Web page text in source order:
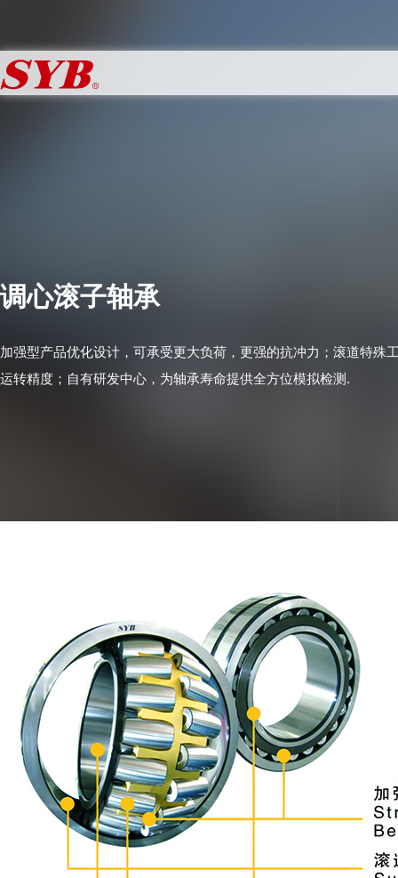
调心滚子轴承
加强型产品优化设计，可承受更大负荷，更强的抗冲力；滚道特殊
运转精度；自有研发中心，为轴承寿命提供全方位模拟检测.